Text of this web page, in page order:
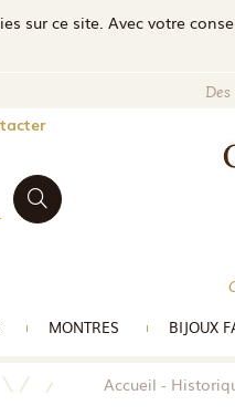
sur ce site. Avec votre
MONTRES BIJOUX
Accueil